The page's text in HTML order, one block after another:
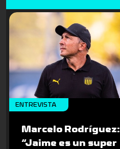
ENTREVISTA
Marcelo Rodríguez:
“Jaime es un super